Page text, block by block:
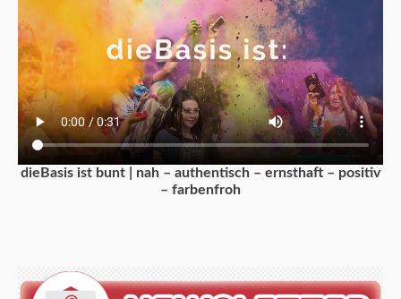
dieBasis ist bunt | nah – authentisch – ernsthaft – positiv
– farbenfroh